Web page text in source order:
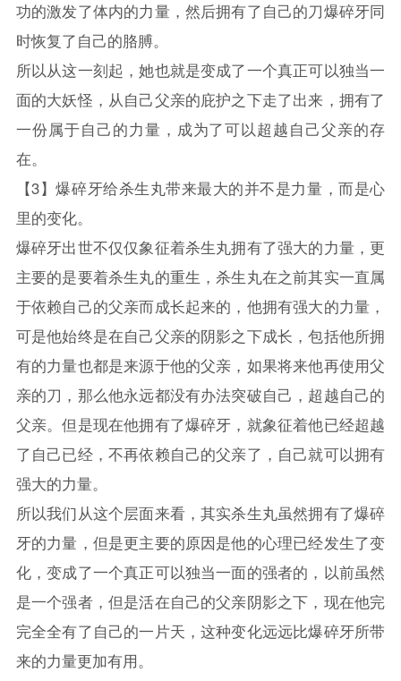
功的激发了体内的力量，然后拥有了自己的刀爆碎牙同
时恢复了自己的胳膊。
所以从这一刻起，她也就是变成了一个真正可以独当一
面的大妖怪，从自己父亲的庇护之下走了出来，拥有了
一份属于自己的力量，成为了可以超越自己父亲的存
在。
【3】爆碎牙给杀生丸带来最大的并不是力量，而是心
里的变化。
爆碎牙出世不仅仅象征着杀生丸拥有了强大的力量，更
主要的是要着杀生丸的重生，杀生丸在之前其实一直属
于依赖自己的父亲而成长起来的，他拥有强大的力量，
可是他始终是在自己父亲的阴影之下成长，包括他所拥
有的力量也都是来源于他的父亲，如果将来他再使用父
亲的刀，那么他永远都没有办法突破自己，超越自己的
父亲。但是现在他拥有了爆碎牙，就象征着他已经超越
了自己已经，不再依赖自己的父亲了，自己就可以拥有
强大的力量。
所以我们从这个层面来看，其实杀生丸虽然拥有了爆碎
牙的力量，但是更主要的原因是他的心理已经发生了变
化，变成了一个真正可以独当一面的强者的，以前虽然
是一个强者，但是活在自己的父亲阴影之下，现在他完
完全全有了自己的一片天，这种变化远远比爆碎牙所带
来的力量更加有用。